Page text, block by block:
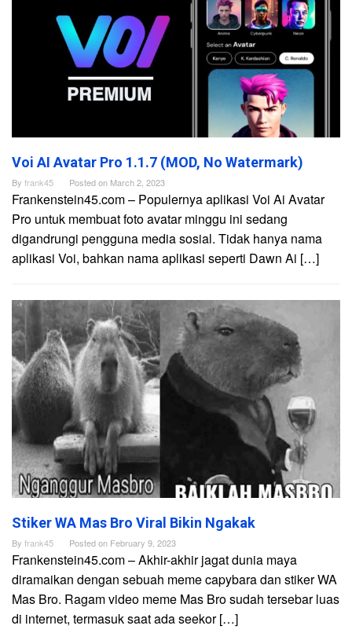
Voi AI Avatar Pro 1.1.7 (MOD, No Watermark)
By frank45 Posted on March 2, 2023
Frankenstein45.com – Populernya aplikasi Voi Ai Avatar
Pro untuk membuat foto avatar minggu ini sedang
digandrungi pengguna media sosial. Tidak hanya nama
aplikasi Voi, bahkan nama aplikasi seperti Dawn Ai […]
Stiker WA Mas Bro Viral Bikin Ngakak
By frank45 Posted on February 9, 2023
Frankenstein45.com – Akhir-akhir jagat dunia maya
diramaikan dengan sebuah meme capybara dan stiker WA
Mas Bro. Ragam video meme Mas Bro sudah tersebar luas
di internet, termasuk saat ada seekor […]